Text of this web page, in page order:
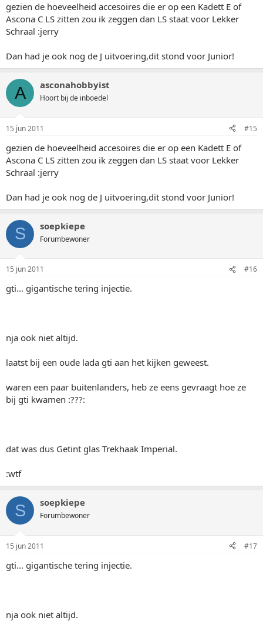
gezien de hoeveelheid accesoires die er op een Kadett E of
Ascona C LS zitten zou ik zeggen dan LS staat voor Lekker
Schraal :jerry
Dan had je ook nog de J uitvoering,dit stond voor Junior!
A asconahobbyist
Hoort bij de inboedel
15 jun 2011 #15
gezien de hoeveelheid accesoires die er op een Kadett E of
Ascona C LS zitten zou ik zeggen dan LS staat voor Lekker
Schraal :jerry
Dan had je ook nog de J uitvoering,dit stond voor Junior!
S soepkiepe
Forumbewoner
15 jun 2011 #16
gti... gigantische tering injectie.
nja ook niet altijd.
laatst bij een oude lada gti aan het kijken geweest.
waren een paar buitenlanders, heb ze eens gevraagt hoe ze
bij gti kwamen :???:
dat was dus Getint glas Trekhaak Imperial.
:wtf
S soepkiepe
Forumbewoner
15 jun 2011 #17
gti... gigantische tering injectie.
nja ook niet altijd.